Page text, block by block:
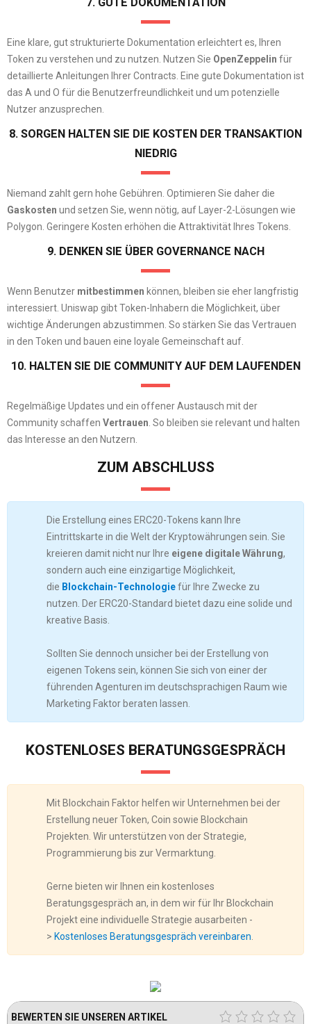
Eine klare, gut strukturierte Dokumentation erleichtert es, Ihren
Token zu verstehen und zu nutzen. Nutzen Sie OpenZeppelin für
detaillierte Anleitungen Ihrer Contracts. Eine gute Dokumentation ist
das A und O für die Benutzerfreundlichkeit und um potenzielle
Nutzer anzusprechen.
8. SORGEN HALTEN SIE DIE KOSTEN DER TRANSAKTION
NIEDRIG
Niemand zahlt gern hohe Gebühren. Optimieren Sie daher die
Gaskosten und setzen Sie, wenn nötig, auf Layer-2-Lösungen wie
Polygon. Geringere Kosten erhöhen die Attraktivität Ihres Tokens.
9. DENKEN SIE ÜBER GOVERNANCE NACH
Wenn Benutzer mitbestimmen können, bleiben sie eher langfristig
interessiert. Uniswap gibt Token-Inhabern die Möglichkeit, über
wichtige Änderungen abzustimmen. So stärken Sie das Vertrauen
in den Token und bauen eine loyale Gemeinschaft auf.
10. HALTEN SIE DIE COMMUNITY AUF DEM LAUFENDEN
Regelmäßige Updates und ein offener Austausch mit der
Community schaffen Vertrauen . So bleiben sie relevant und halten
das Interesse an den Nutzern.
ZUM ABSCHLUSS
Die Erstellung eines ERC20-Tokens kann Ihre
Eintrittskarte in die Welt der Kryptowährungen sein. Sie
kreieren damit nicht nur Ihre eigene digitale Währung,
sondern auch eine einzigartige Möglichkeit,
die Blockchain-Technologiefür Ihre Zwecke zu
nutzen. Der ERC20-Standard bietet dazu eine solide und
kreative Basis.
Sollten Sie dennoch unsicher bei der Erstellung von
eigenen Tokens sein, können Sie sich von einer der
führenden Agenturen im deutschsprachigen Raum wie
Marketing Faktor beraten lassen.
KOSTENLOSES BERATUNGSGESPRÄCH
Mit Blockchain Faktor helfen wir Unternehmen bei der
Erstellung neuer Token, Coin sowie Blockchain
Projekten. Wir unterstützen von der Strategie,
Programmierung bis zur Vermarktung.
Gerne bieten wir Ihnen ein kostenloses
Beratungsgespräch an, in dem wir für Ihr Blockchain
Projekt eine individuelle Strategie ausarbeiten -
> Kostenloses Beratungsgespräch vereinbaren.
BEWERTEN SIE UNSEREN ARTIKEL